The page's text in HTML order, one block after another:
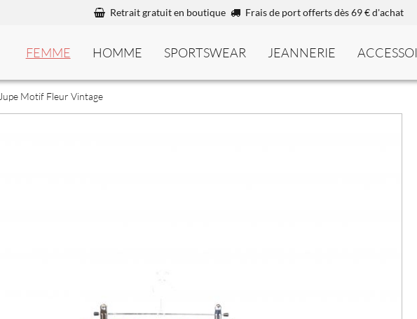
Retrait gratuit en boutique Frais de port offerts dès 69 € d'achat
FEMME HOMME SPORTSWEAR JEANNERIE
Jupe Motif Fleur Vintage